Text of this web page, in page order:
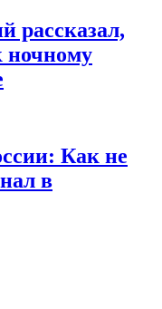
рассказал,
ночному
Как не
в